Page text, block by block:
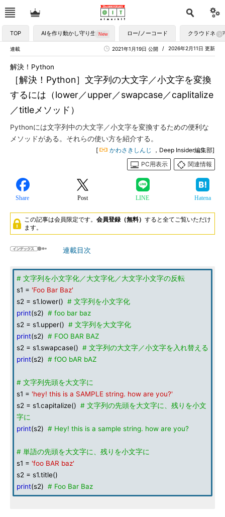
TOP AIを作り動かし守り生かす ロー/ノーコード クラウドネイ
連載 2026年2月11日 更新
2021年1月19日 公開
［解決！Python］文字列の大文字／小文字を変換
するには（lower／upper／swapcase／caplitalize
／titleメソッド）
解決！Python
Pythonには文字列中の大文字／小文字を変換するための便利な
メソッドがある。それらの使い方を紹介する。
[ かわさきしんじ
，Deep Insider編集部]
PC用表示
関連情報
Share Post LINE Hatena
この記事は会員限定です。 会員登録（無料） すると全てご覧いただけ
ます。
連載目次
# 文字列を小文字化／大文字化／大文字小文字の反転
s1 = 'Foo Bar Baz'
s2 = s1.lower() # 文字列を小文字化
print(s2) # foo bar baz
s2 = s1.upper() # 文字列を大文字化
print(s2) # FOO BAR BAZ
s2 = s1.swapcase() # 文字列の大文字／小文字を入れ替える
print(s2) # fOO bAR bAZ
# 文字列先頭を大文字に
s1 = 'hey! this is a SAMPLE string. how are you?'
s2 = s1.capitalize() # 文字列の先頭を大文字に、残りを小文
字に
print(s2) # Hey! this is a sample string. how are you?
# 単語の先頭を大文字に、残りを小文字に
s1 = 'foo BAR baz'
s2 = s1.title()
print(s2) # Foo Bar Baz